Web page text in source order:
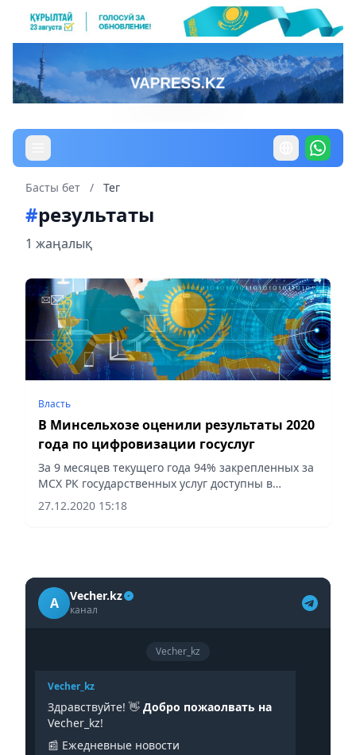
Басты бет / Тег
#результаты
1 жаңалық
Власть
В Минсельхозе оценили результаты 2020
года по цифровизации госуслуг
За 9 месяцев текущего года 94% закрепленных за
МСХ РК государственных услуг доступны в
электронной форме.
27.12.2020 15:18
A Vecher.kz
канал
Vecher_kz
Vecher_kz
Здравствуйте! 👋 Добро пожаолвать на
Vecher_kz!
📰 Ежедневные новости